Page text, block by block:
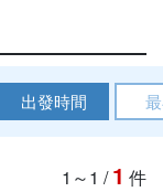
出發時間
1～1 /1 件